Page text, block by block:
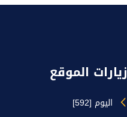
زيارات الموقع
اليوم [592]